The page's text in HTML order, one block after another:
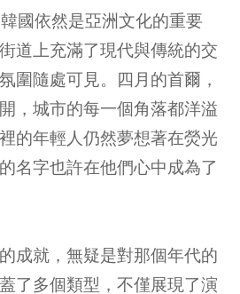
國依然是亞洲文化的重要
道上充滿了現代與傳統的交
圍隨處可見。四月的首爾，
，城市的每一個角落都洋溢
的年輕人仍然夢想著在熒光
名字也許在他們心中成為了
成就，無疑是對那個年代的
了多個類型，不僅展現了演